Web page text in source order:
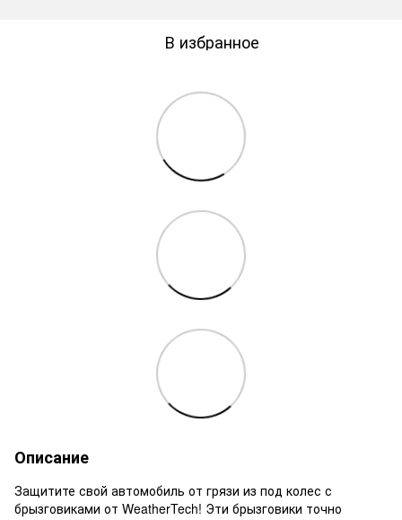
В избранное
Описание
Защитите свой автомобиль от грязи из под колес с
брызговиками от WeatherTech! Эти брызговики точно